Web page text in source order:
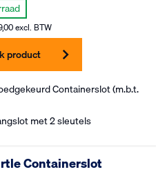
Containerslot (m.b.t.
met 2 sleutels
excl. BTW
product
Containerslot